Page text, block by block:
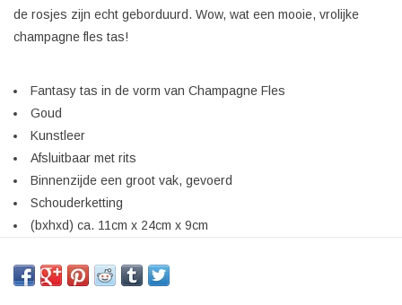
de rosjes zijn echt geborduurd. Wow, wat een mooie, vrolijke
champagne fles tas!
Fantasy tas in de vorm van Champagne Fles
Goud
Kunstleer
Afsluitbaar met rits
Binnenzijde een groot vak, gevoerd
Schouderketting
(bxhxd) ca. 11cm x 24cm x 9cm